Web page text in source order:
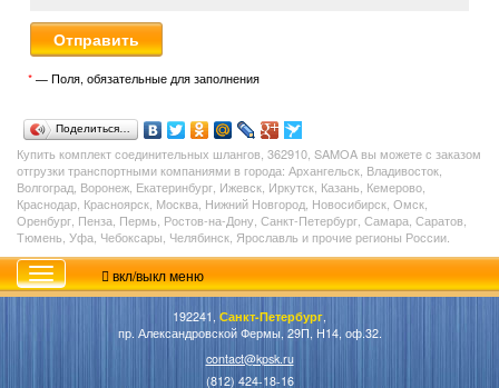
* — Поля, обязательные для заполнения
Поделиться…
Купить комплект соединительных шлангов, 362910, SAMOA вы можете с заказом
отгрузки транспортными компаниями в города: Архангельск, Владивосток,
Волгоград, Воронеж, Екатеринбург, Ижевск, Иркутск, Казань, Кемерово,
Краснодар, Красноярск, Москва, Нижний Новгород, Новосибирск, Омск,
Оренбург, Пенза, Пермь, Ростов-на-Дону, Санкт-Петербург, Самара, Саратов,
Тюмень, Уфа, Чебоксары, Челябинск, Ярославль и прочие регионы России.
вкл/выкл меню
192241, Санкт-Петербург,
пр. Александровской Фермы, 29П, Н14, оф.32.
contact@kpsk.ru
(812) 424-18-16